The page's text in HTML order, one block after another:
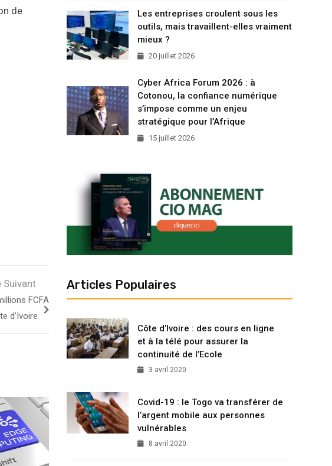
de
Suivant
FCFA
d’Ivoire
Les entreprises croulent sous les
outils, mais travaillent-elles vraiment
mieux ?
20 juillet 2026
Cyber Africa Forum 2026 : à
Cotonou, la confiance numérique
s’impose comme un enjeu
stratégique pour l’Afrique
15 juillet 2026
Articles Populaires
Côte d’Ivoire : des cours en ligne
et à la télé pour assurer la
continuité de l’Ecole
3 avril 2020
Covid-19 : le Togo va transférer de
l’argent mobile aux personnes
vulnérables
8 avril 2020